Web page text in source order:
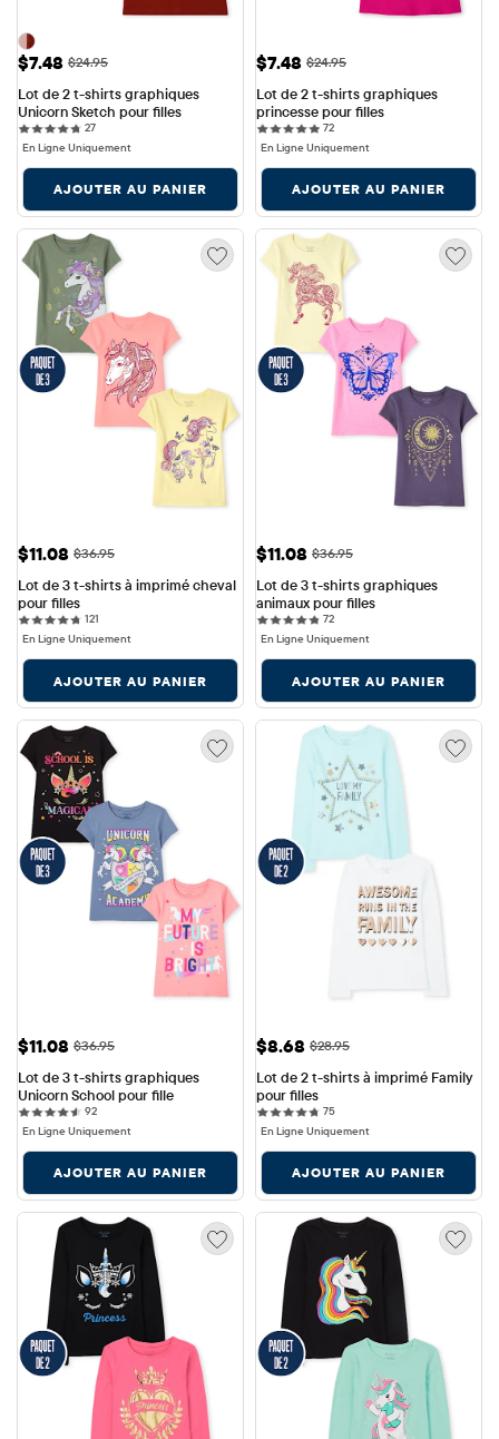
Prix ​​de vente: $7.48
$7.48 Prix ​​d'origine: $24.95
$24.95
Lot de 2 t-shirts graphiques
Unicorn Sketch pour filles
2727 reviews
En Ligne Uniquement
AJOUTER AU PANIER
Prix ​​de vente: $7.48
$7.48 Prix ​​d'origine: $24.95
$24.95
Lot de 2 t-shirts graphiques
princesse pour filles
7272 reviews
En Ligne Uniquement
AJOUTER AU PANIER
Prix ​​de vente: $11.08
$11.08 Prix ​​d'origine: $36.95
$36.95
Lot de 3 t-shirts à imprimé cheval
pour filles
121
En Ligne Uniquement
AJOUTER AU PANIER
Prix ​​de vente: $11.08
$11.08 Prix ​​d'origine: $36.95
$36.95
Lot de 3 t-shirts graphiques
animaux pour filles
7272 reviews
En Ligne Uniquement
AJOUTER AU PANIER
Prix ​​de vente: $11.08
$11.08 Prix ​​d'origine: $36.95
$36.95
Lot de 3 t-shirts graphiques
Unicorn School pour fille
9292 reviews
En Ligne Uniquement
AJOUTER AU PANIER
Prix ​​de vente: $8.68
$8.68 Prix ​​d'origine: $28.95
$28.95
Lot de 2 t-shirts à imprimé Family
pour filles
7575 reviews
En Ligne Uniquement
AJOUTER AU PANIER